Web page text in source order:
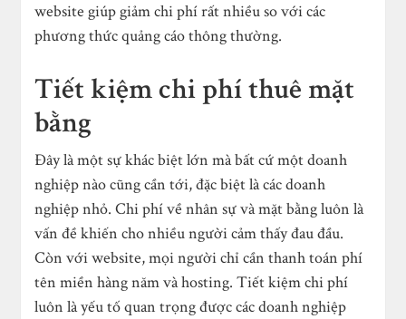
website giúp giảm chi phí rất nhiều so với các
phương thức quảng cáo thông thường.
Tiết kiệm chi phí thuê mặt
bằng
Đây là một sự khác biệt lớn mà bất cứ một doanh
nghiệp nào cũng cần tới, đặc biệt là các doanh
nghiệp nhỏ. Chi phí về nhân sự và mặt bằng luôn là
vấn đề khiến cho nhiều người cảm thấy đau đầu.
Còn với website, mọi người chỉ cần thanh toán phí
tên miền hàng năm và hosting. Tiết kiệm chi phí
luôn là yếu tố quan trọng được các doanh nghiệp